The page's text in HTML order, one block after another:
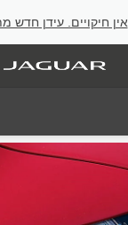
אין חיקויים. עידן חדש